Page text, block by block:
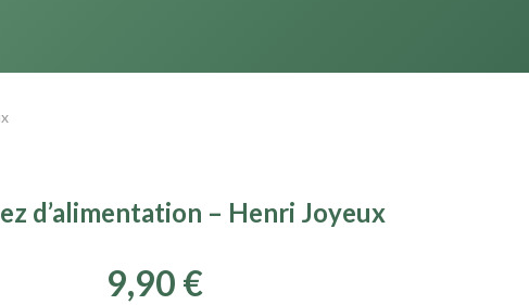
d’alimentation – Henri Joyeux
9,90 €